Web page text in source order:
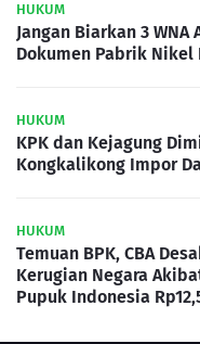
HUKUM
Jangan Biarkan 3
Dokumen Pabrik
HUKUM
KPK dan Kejagung
Kongkalikong Impor
HUKUM
Temuan BPK, CBA
Kerugian Negara
Pupuk Indonesia